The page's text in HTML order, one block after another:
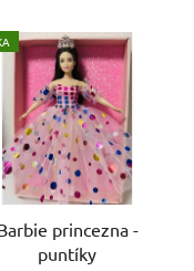
princezna -
puntíky